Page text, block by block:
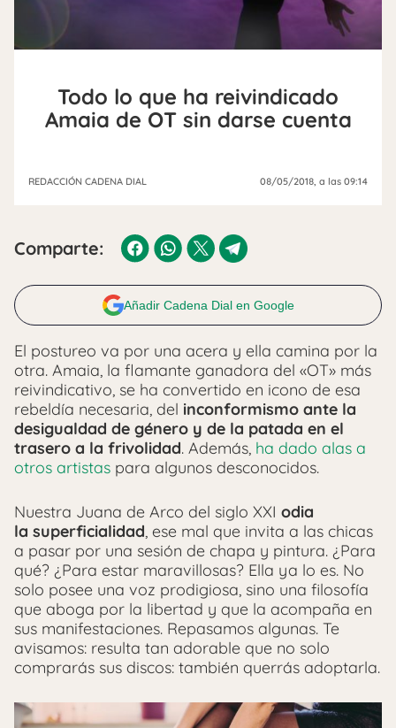
Todo lo que ha reivindicado
Amaia de OT sin darse cuenta
REDACCIÓN CADENA DIAL 08/05/2018 , a las 09:14
Comparte:
Añadir Cadena Dial en Google
El postureo va por una acera y ella camina por la
otra. Amaia, la flamante ganadora del «OT» más
reivindicativo, se ha convertido en icono de esa
rebeldía necesaria, del inconformismo ante la
desigualdad de género y de la patada en el
trasero a la frivolidad. Además, ha dado alas a
otros artistas para algunos desconocidos.
Nuestra Juana de Arco del siglo XXI odia
la superficialidad, ese mal que invita a las chicas
a pasar por una sesión de chapa y pintura. ¿Para
qué? ¿Para estar maravillosas? Ella ya lo es. No
solo posee una voz prodigiosa, sino una filosofía
que aboga por la libertad y que la acompaña en
sus manifestaciones. Repasamos algunas. Te
avisamos: resulta tan adorable que no solo
comprarás sus discos: también querrás adoptarla.